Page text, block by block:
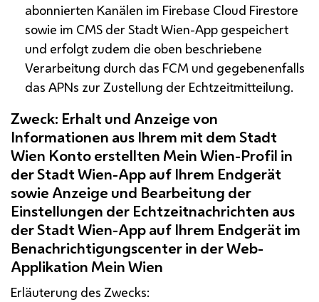
abonnierten Kanälen im Firebase Cloud Firestore
sowie im CMS der Stadt Wien-App gespeichert
und erfolgt zudem die oben beschriebene
Verarbeitung durch das FCM und gegebenenfalls
dasAPNs zur Zustellung der Echtzeitmitteilung.
Zweck: Erhalt und Anzeige von
Informationen aus Ihrem mit dem Stadt
Wien Konto erstellten Mein Wien-Profil in
der Stadt Wien-Appauf Ihrem Endgerät
sowie Anzeige und Bearbeitung der
Einstellungen der Echtzeitnachrichten aus
der Stadt Wien-Appauf Ihrem Endgerät im
Benachrichtigungscenter in der Web-
Applikation Mein Wien
Erläuterung des Zwecks: